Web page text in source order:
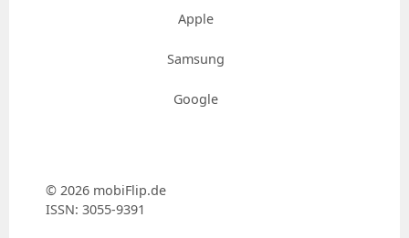
Apple
Samsung
Google
© 2026 mobiFlip.de
ISSN: 3055-9391